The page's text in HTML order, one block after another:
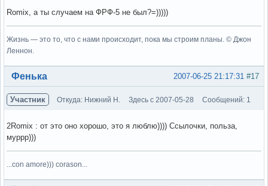
Romix, а ты случаем на ФРФ-5 не был?=)))))
Жизнь — это то, что с нами происходит, пока мы строим планы. © Джон
Леннон.
Вне форума #17
2007-06-25 21:17:31
Фенька
Участник Откуда: Нижний Н. Здесь с 2007-05-28 Сообщений: 1
2Romix : от это оно хорошо, это я люблю)))) Ссылочки, польза,
муррр)))
...con amore))) corason...